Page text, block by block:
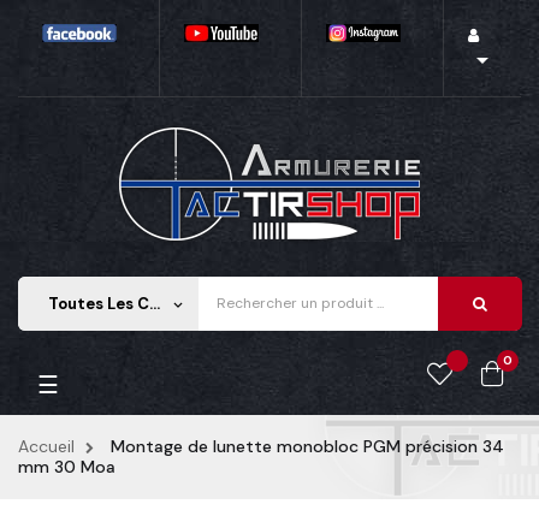

Toutes Les Catégories keyboard_arrow_down
0
Basculer la navigation
☰
Accueil
Montage de lunette monobloc PGM précision 34
mm 30 Moa